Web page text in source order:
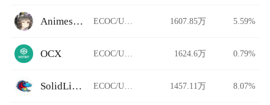
Animeswap ECOC/USDT 1607.85万 5.59%
OCX ECOC/USDT 1624.6万 0.79%
SolidLizard ECOC/USDT 1457.11万 8.07%